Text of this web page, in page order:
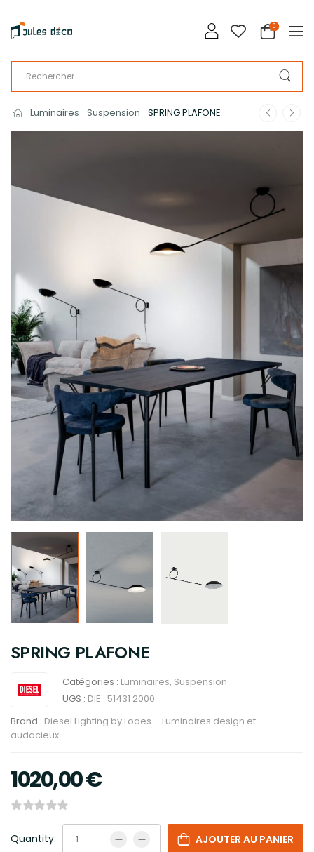
0
Luminaires Suspension SPRING PLAFONE
SPRING PLAFONE
Catégories : Luminaires, Suspension
UGS : DIE_51431 2000
Brand : Diesel Lighting by Lodes – Luminaires design et
audacieux
1020,00€
Quantity: AJOUTER AU PANIER